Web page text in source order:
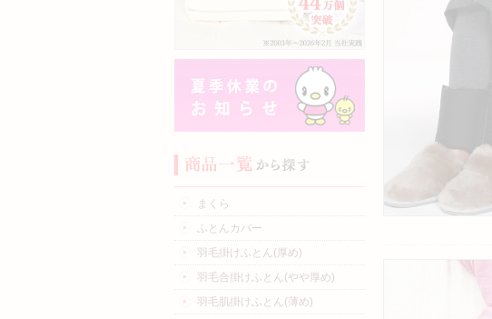
まくら
ふとんカバー
羽毛掛けふとん(厚め)
羽毛合掛けふとん(やや厚め)
羽毛肌掛けふとん(薄め)